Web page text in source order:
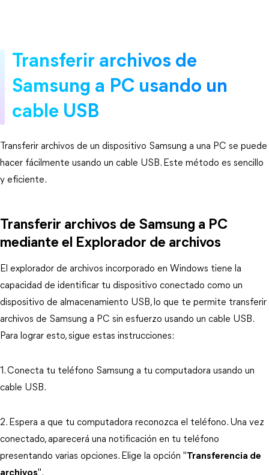
Transferir archivos de
Samsung a PC usando un
cable USB
Transferir archivos de un dispositivo Samsung a una PC se puede
hacer fácilmente usando un cable USB. Este método es sencillo
y eficiente.
Transferir archivos de Samsung a PC
mediante el Explorador de archivos
El explorador de archivos incorporado en Windows tiene la
capacidad de identificar tu dispositivo conectado como un
dispositivo de almacenamiento USB, lo que te permite transferir
archivos de Samsung a PC sin esfuerzo usando un cable USB.
Para lograr esto, sigue estas instrucciones:
1. Conecta tu teléfono Samsung a tu computadora usando un
cable USB.
2. Espera a que tu computadora reconozca el teléfono. Una vez
conectado, aparecerá una notificación en tu teléfono
presentando varias opciones. Elige la opción "Transferencia de